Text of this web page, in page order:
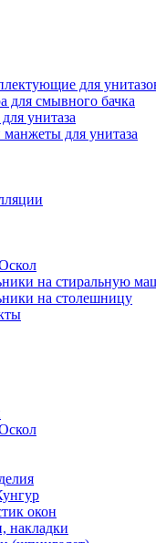
для
для смывного бачка
унитаза
для унитаза
на стиральную
на столешницу
окон
накладки